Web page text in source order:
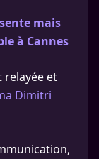
mais
à Cannes
relayée et
Dimitri